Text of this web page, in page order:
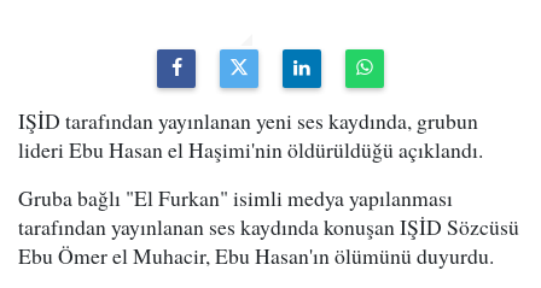
IŞİD tarafından yayınlanan yeni ses kaydında, grubun
lideri Ebu Hasan el Haşimi'nin öldürüldüğü açıklandı.
Gruba bağlı "El Furkan" isimli medya yapılanması
tarafından yayınlanan ses kaydında konuşan IŞİD Sözcüsü
Ebu Ömer el Muhacir, Ebu Hasan'ın ölümünü duyurdu.